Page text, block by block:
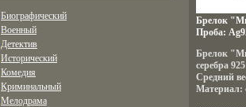
Биографический
Военный
Детектив
Исторический
Комедия
Криминальный
Мелодрама
Брелок
Проба:
Брелок
серебра
Средний
Материал: